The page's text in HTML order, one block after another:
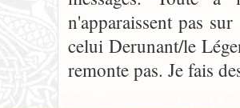
n'apparaissent pas
celui Derunant/le
remonte pas. Je fais